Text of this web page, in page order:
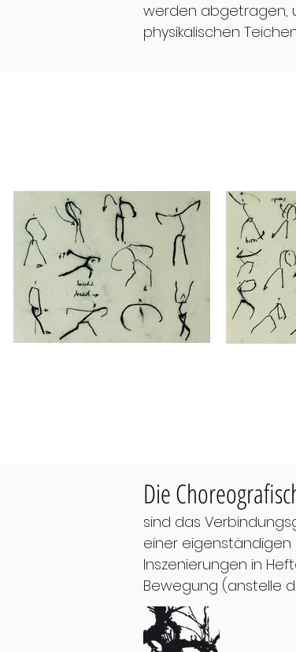
werden abgetragen,
physikalischen
Die
sind das
einer
Inszenierungen in
Bewegung (anstelle